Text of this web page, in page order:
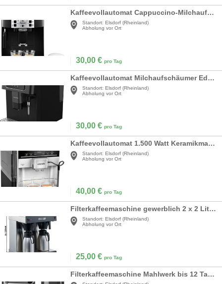
Kaffeevollautomat Cappuccino-Milchaufschäumdüse Espresso-Direktwahltasten 2-Tassen-Funktion 1,8l
Standort: Elsdorf (Rheinland)
Abholung vor Ort
30,00 € pro Tag
Kaffeevollautomat Milchaufschäumer Edelstahl 13 Mahlstufen 250 g Bohnenbehälter 2 Liter Wassertank
Standort: Elsdorf (Rheinland)
Abholung vor Ort
30,00 € pro Tag
Kaffeevollautomat 1.500 Watt Keramikmahlwerk Touch Sensor Direktwahltasten
Standort: Elsdorf (Rheinland)
Abholung vor Ort
40,00 € pro Tag
Filterkaffeemaschine gewerblich 2 x 2 Liter 3,3 kW 2 Warmhalteplatten 2 Isolierkannen á 2 Liter
Standort: Elsdorf (Rheinland)
Abholung vor Ort
25,00 € pro Tag
Filterkaffeemaschine Mahlwerk bis 12 Tassen Kaffeemaschine Kaffeebohnen + Kaffeepulver Tassenwärmer